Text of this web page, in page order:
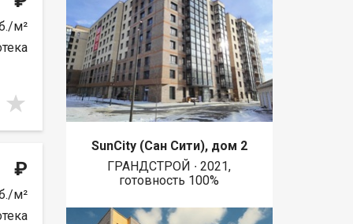
м²
₽
м²
SunCity (Сан Сити), дом 2
ГРАНДСТРОЙ ∙ 2021,
готовность 100%